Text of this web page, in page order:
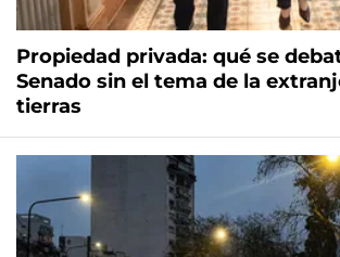
Propiedad privada: qué se
Senado sin el tema de la
tierras